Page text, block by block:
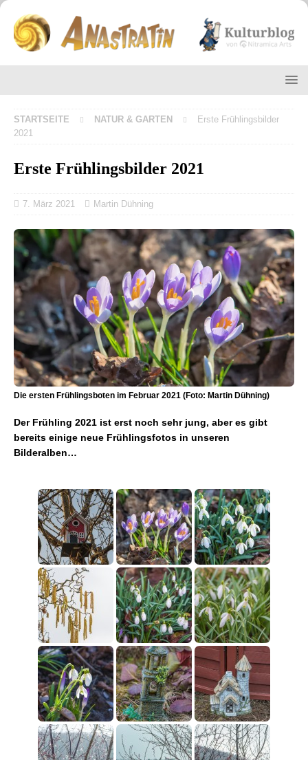
STARTSEITE NATUR & GARTEN
Erste Frühlingsbilder
2021
Erste Frühlingsbilder 2021
7. März 2021 Martin Dühning
Die ersten Frühlingsboten im Februar 2021 (Foto: Martin Dühning)
Der Frühling 2021 ist erst noch sehr jung, aber es gibt
bereits einige neue Frühlingsfotos in unseren
Bilderalben…